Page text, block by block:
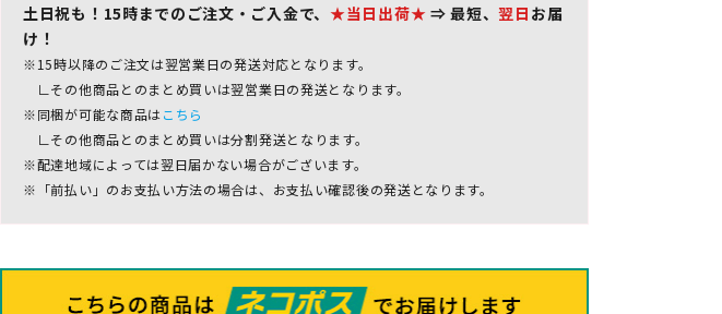
土日祝も！15時までのご注文・ご入金で、 ★当日出荷★ ⇒ 最短、翌日 お届
け！
※15時以降のご注文は翌営業日の発送対応となります。
∟その他商品とのまとめ買いは翌営業日の発送となります。
※同梱が可能な商品はこちら
∟その他商品とのまとめ買いは分割発送となります。
※配達地域によっては翌日届かない場合がございます。
※「前払い」のお支払い方法の場合は、お支払い確認後の発送となります。